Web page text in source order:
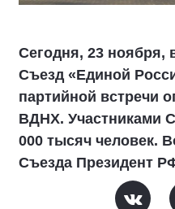
Сегодня, 23 ноября,
Съезд «Единой
партийной встречи
ВДНХ. Участниками
000 тысяч человек.
Съезда Президент